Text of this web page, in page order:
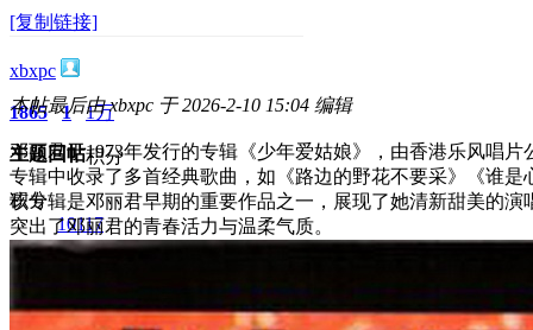
[复制链接]
xbxpc
1865
主题
1
回帖
1万
积分
积分
10117
本帖最后由 xbxpc 于 2026-2-10 15:04 编辑
邓丽君于1973年发行的专辑《少年爱姑娘》，由香港乐风唱片
专辑中收录了多首经典歌曲，如《路边的野花不要采》《谁
该专辑是邓丽君早期的重要作品之一，展现了她清新甜美的
突出了邓丽君的青春活力与温柔气质。